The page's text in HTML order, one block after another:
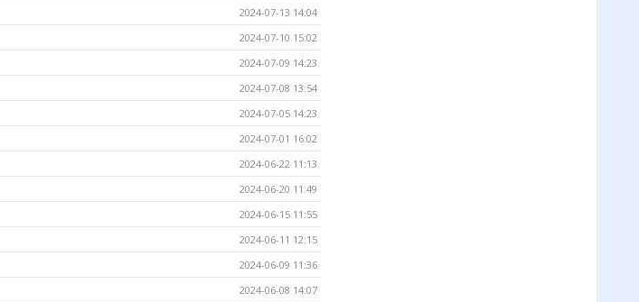
2024-07-13 14:04
2024-07-10 15:02
2024-07-09 14:23
2024-07-08 13:54
2024-07-05 14:23
2024-07-01 16:02
2024-06-22 11:13
2024-06-20 11:49
2024-06-15 11:55
2024-06-11 12:15
2024-06-09 11:36
2024-06-08 14:07